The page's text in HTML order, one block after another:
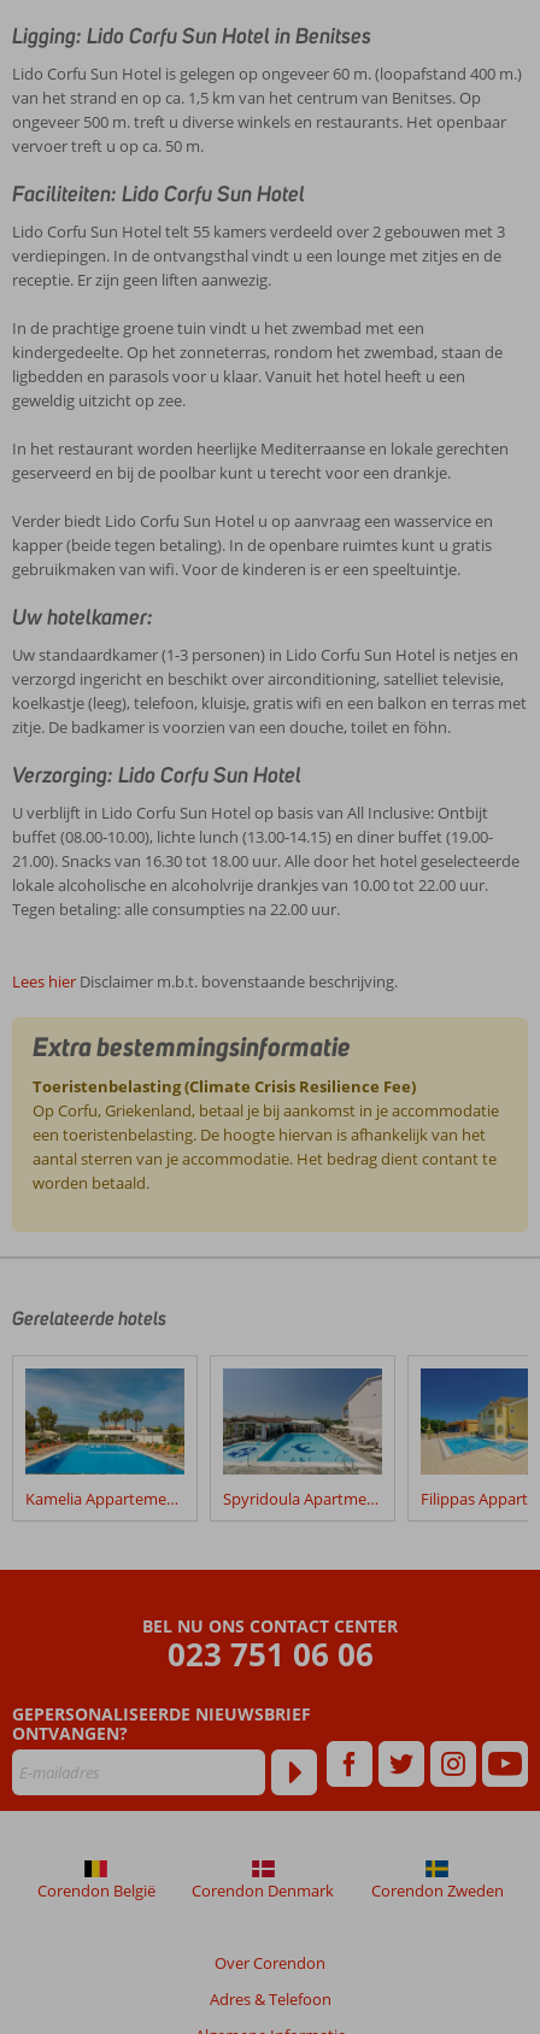
Ligging: Lido Corfu Sun Hotel in Benitses
Lido Corfu Sun Hotel is gelegen op ongeveer 60 m. (loopafstand 400 m.)
van het strand en op ca. 1,5 km van het centrum van Benitses. Op
ongeveer 500 m. treft u diverse winkels en restaurants. Het openbaar
vervoer treft u op ca. 50 m.
Faciliteiten: Lido Corfu Sun Hotel
Lido Corfu Sun Hotel telt 55 kamers verdeeld over 2 gebouwen met 3
verdiepingen. In de ontvangsthal vindt u een lounge met zitjes en de
receptie. Er zijn geen liften aanwezig.
In de prachtige groene tuin vindt u het zwembad met een
kindergedeelte. Op het zonneterras, rondom het zwembad, staan de
ligbedden en parasols voor u klaar. Vanuit het hotel heeft u een
geweldig uitzicht op zee.
In het restaurant worden heerlijke Mediterraanse en lokale gerechten
geserveerd en bij de poolbar kunt u terecht voor een drankje.
Verder biedt Lido Corfu Sun Hotel u op aanvraag een wasservice en
kapper (beide tegen betaling). In de openbare ruimtes kunt u gratis
gebruikmaken van wifi. Voor de kinderen is er een speeltuintje.
Uw hotelkamer:
Uw standaardkamer (1-3 personen) in Lido Corfu Sun Hotel is netjes en
verzorgd ingericht en beschikt over airconditioning, satelliet televisie,
koelkastje (leeg), telefoon, kluisje, gratis wifi en een balkon en terras met
zitje. De badkamer is voorzien van een douche, toilet en föhn.
Verzorging: Lido Corfu Sun Hotel
U verblijft in Lido Corfu Sun Hotel op basis van All Inclusive: Ontbijt
buffet (08.00-10.00), lichte lunch (13.00-14.15) en diner buffet (19.00-
21.00). Snacks van 16.30 tot 18.00 uur. Alle door het hotel geselecteerde
lokale alcoholische en alcoholvrije drankjes van 10.00 tot 22.00 uur.
Tegen betaling: alle consumpties na 22.00 uur.
Lees hier Disclaimer m.b.t. bovenstaande beschrijving.
Extra bestemmingsinformatie
Toeristenbelasting (Climate Crisis Resilience Fee)
Op Corfu, Griekenland, betaal je bij aankomst in je accommodatie
een toeristenbelasting. De hoogte hiervan is afhankelijk van het
aantal sterren van je accommodatie. Het bedrag dient contant te
worden betaald.
door
klanten
geschreven
na
hun
verblijf
Lido
zijn
dan
worden
meer
weergegeven
Gerelateerde hotels
Kamelia Appartementen Spyridoula Apartments
BEL NU ONS CONTACT CENTER
023 751 06 06
GEPERSONALISEERDE NIEUWSBRIEF
ONTVANGEN?
Over Corendon
Adres & Telefoon
Corendon België Corendon Denmark Corendon Zweden